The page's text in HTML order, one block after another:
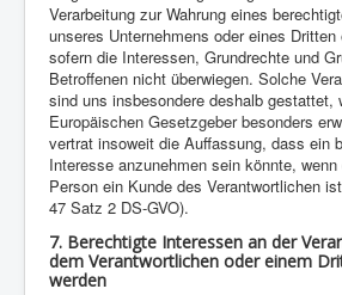
Verarbeitung zur Wahrung eines
unseres Unternehmens oder eines
sofern die Interessen, Grundrechte und
Betroffenen nicht überwiegen. Solche
sind uns insbesondere deshalb gestattet,
Europäischen Gesetzgeber besonders
vertrat insoweit die Auffassung, dass ein
Interesse anzunehmen sein könnte,
Person ein Kunde des Verantwortlichen
47 Satz 2 DS-GVO).
7. Berechtigte Interessen an der
dem Verantwortlichen oder einem
werden